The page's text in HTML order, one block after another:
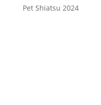
Pet Shiatsu 2024